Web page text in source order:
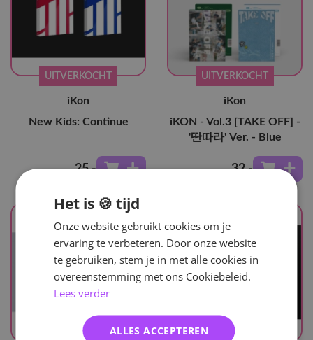
UITVERKOCHT
iKon
New Kids: Continue
25,-
UITVERKOCHT
iKon
iKON - Vol.3 [TAKE OFF] -
'딴따라' Ver. - Blue
32,-
Het is 🍪 tijd
Onze website gebruikt cookies om je
ervaring te verbeteren. Door onze website
te gebruiken, stem je in met alle cookies in
overeenstemming met ons Cookiebeleid.
Lees verder
ALLES ACCEPTEREN